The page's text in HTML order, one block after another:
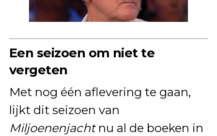
Een seizoen om niet te
vergeten
Met nog één aflevering te gaan,
lijkt dit seizoen van
Miljoenenjachtnu al de boeken in